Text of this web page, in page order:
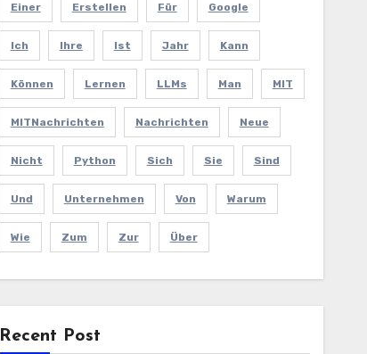
Einer Erstellen Für Google
Ich Ihre Ist Jahr Kann
Können Lernen LLMs Man MIT
MITNachrichten Nachrichten Neue
Nicht Python Sich Sie Sind
Und Unternehmen Von Warum
Wie Zum Zur Über
Recent Post